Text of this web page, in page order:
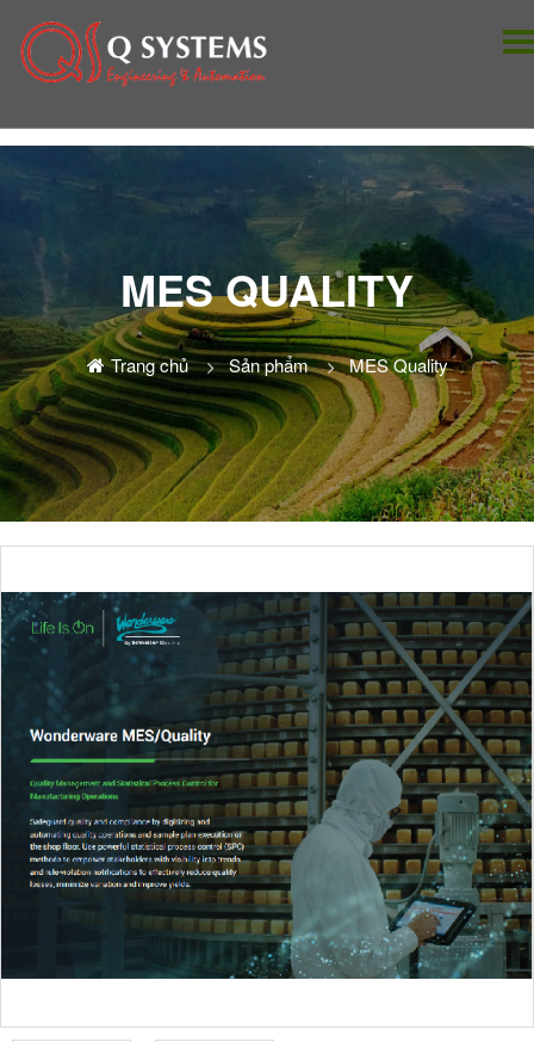
MES QUALITY
Trang chủ Sản phẩm MES Quality